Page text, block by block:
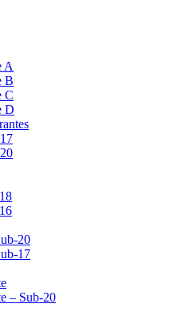
A
B
C
D
20
17
– Sub-20